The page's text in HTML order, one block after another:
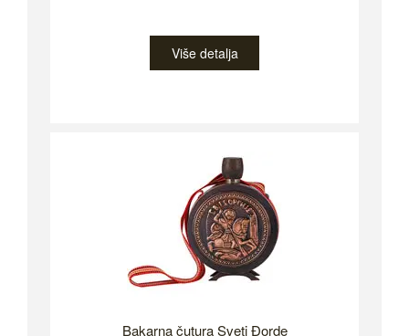
Više detalja
Bakarna čutura Sveti Đorde